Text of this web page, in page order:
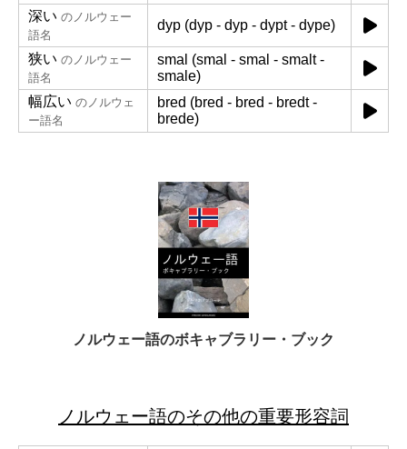
深い のノルウェー
語名
dyp (dyp - dyp - dypt - dype)
狭い のノルウェー
語名
smal (smal - smal - smalt -
smale)
幅広い のノルウェ
ー語名
bred (bred - bred - bredt -
brede)
ノルウェー語のボキャブラリー・ブック
ノルウェー語のその他の重要形容詞